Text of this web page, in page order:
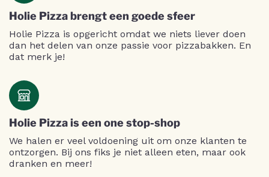
Holie Pizza brengt een goede sfeer
Holie Pizza is opgericht omdat we niets liever doen
dan het delen van onze passie voor pizzabakken. En
dat merk je!
Holie Pizza is een one stop-shop
We halen er veel voldoening uit om onze klanten te
ontzorgen. Bij ons fiks je niet alleen eten, maar ook
dranken en meer!